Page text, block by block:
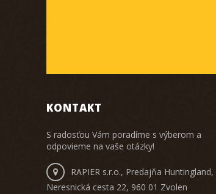
KONTAKT
S radosťou Vám poradíme s výberom a
odpovieme na vaše otázky!
RAPIER s.r.o., Predajňa Huntingland,
Neresnická cesta 22, 960 01 Zvolen